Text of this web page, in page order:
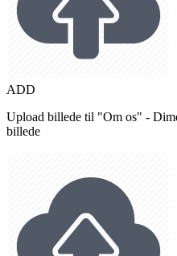
ADD
Upload billede til "Om os" -
billede